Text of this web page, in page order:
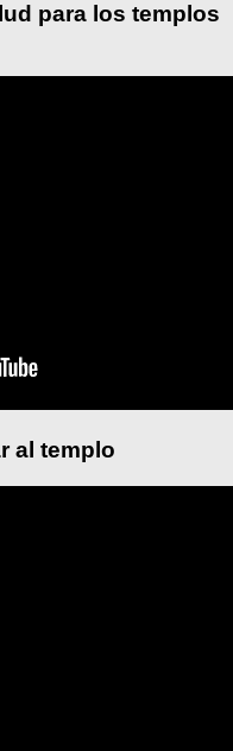
para los templos
al templo